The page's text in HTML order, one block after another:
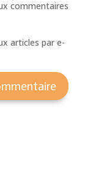
commentaires
articles par e-